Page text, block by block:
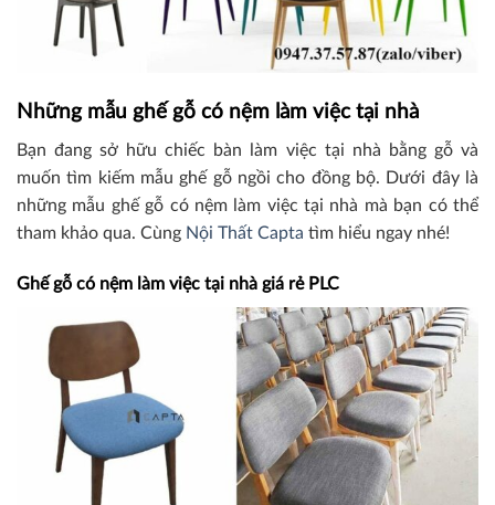
Những mẫu ghế gỗ có nệm làm việc tại nhà
Bạn đang sở hữu chiếc bàn làm việc tại nhà bằng gỗ và
muốn tìm kiếm mẫu ghế gỗ ngồi cho đồng bộ. Dưới đây là
những mẫu ghế gỗ có nệm làm việc tại nhà mà bạn có thể
tham khảo qua. Cùng Nội Thất Capta tìm hiểu ngay nhé!
Ghế gỗ có nệm làm việc tại nhà giá rẻ PLC